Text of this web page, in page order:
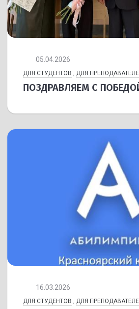
05.04.2026
ДЛЯ СТУДЕНТОВ ДЛЯ
ПОЗДРАВЛЯЕМ С
16.03.2026
ДЛЯ СТУДЕНТОВ , ДЛЯ